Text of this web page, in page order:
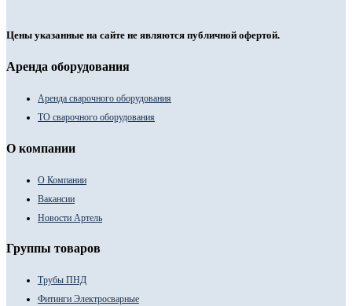
Цены указанные на сайте не являются публичной офертой.
Аренда оборудования
Аренда сварочного оборудования
ТО сварочного оборудования
О компании
О Компании
Вакансии
Новости Артель
Группы товаров
Трубы ПНД
Фитинги Электросварные